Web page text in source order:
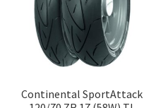
Continental SportAttack